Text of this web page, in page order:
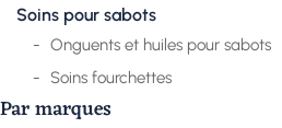
Soins pour sabots
Onguents et huiles pour sabots
Soins fourchettes
Par marques